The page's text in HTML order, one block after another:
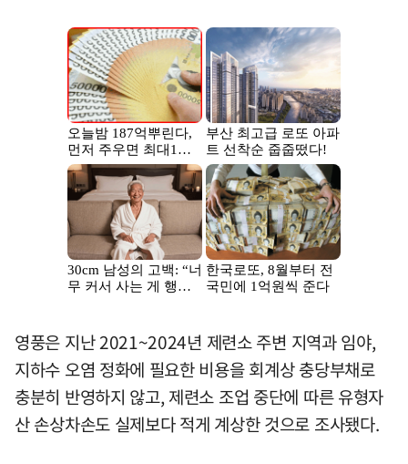
영풍은 지난 2021~2024년 제련소 주변 지역과 임야,
지하수 오염 정화에 필요한 비용을 회계상 충당부채로
충분히 반영하지 않고, 제련소 조업 중단에 따른 유형자
산 손상차손도 실제보다 적게 계상한 것으로 조사됐다.